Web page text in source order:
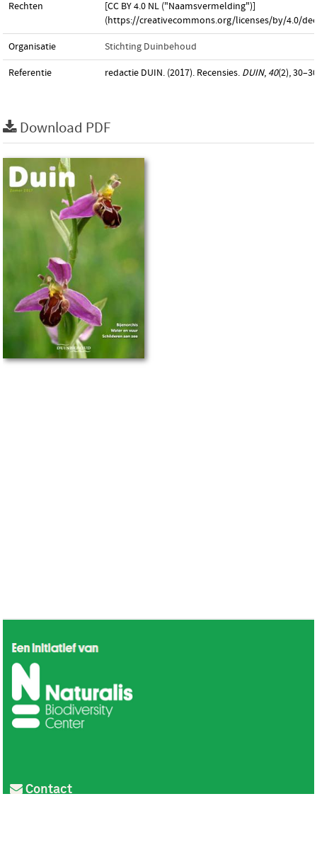
Rechten
[CC BY 4.0 NL ("Naamsvermelding")]
(https://creativecommons.org/licenses/by/4.0/
Organisatie Stichting Duinbehoud
Referentie redactie DUIN. (2017). Recensies. DUIN, 40(2),
Download PDF
Contact